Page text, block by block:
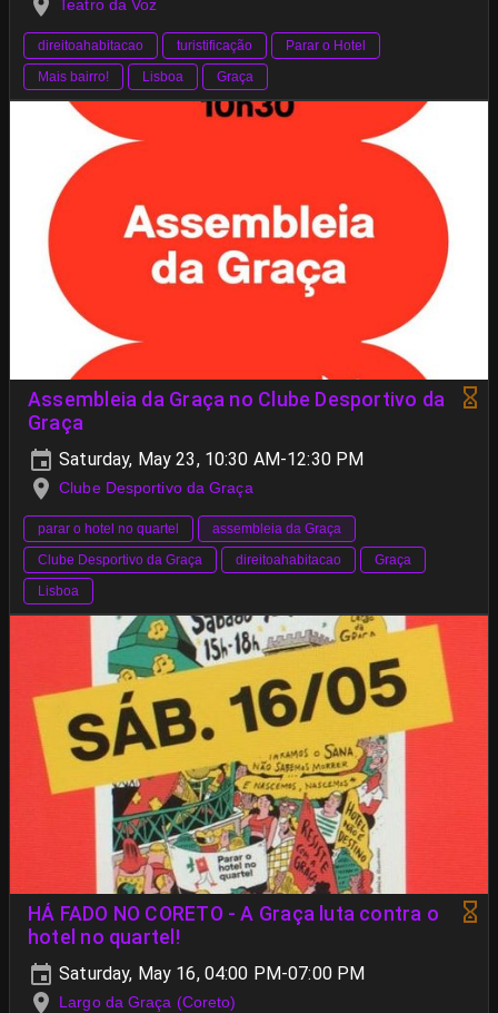
Teatro da Voz
direitoahabitacao turistificação
Parar o Hotel
Mais bairro!
Lisboa Graça
Assembleia da Graça no Clube Desportivo da
Graça
Saturday, May 23, 10:30 AM-12:30 PM
Clube Desportivo da Graça
parar o hotel no quartel
assembleia da Graça
Clube Desportivo da Graça
direitoahabitacao
Graça
Lisboa
HÁ FADO NO CORETO - A Graça luta contra o
hotel no quartel!
Saturday, May 16, 04:00 PM-07:00 PM
Largo da Graça (Coreto)